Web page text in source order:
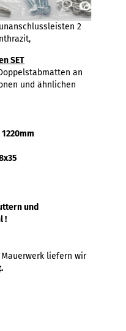
2
SET
an
und ähnlichen
und
!
liefern wir
.